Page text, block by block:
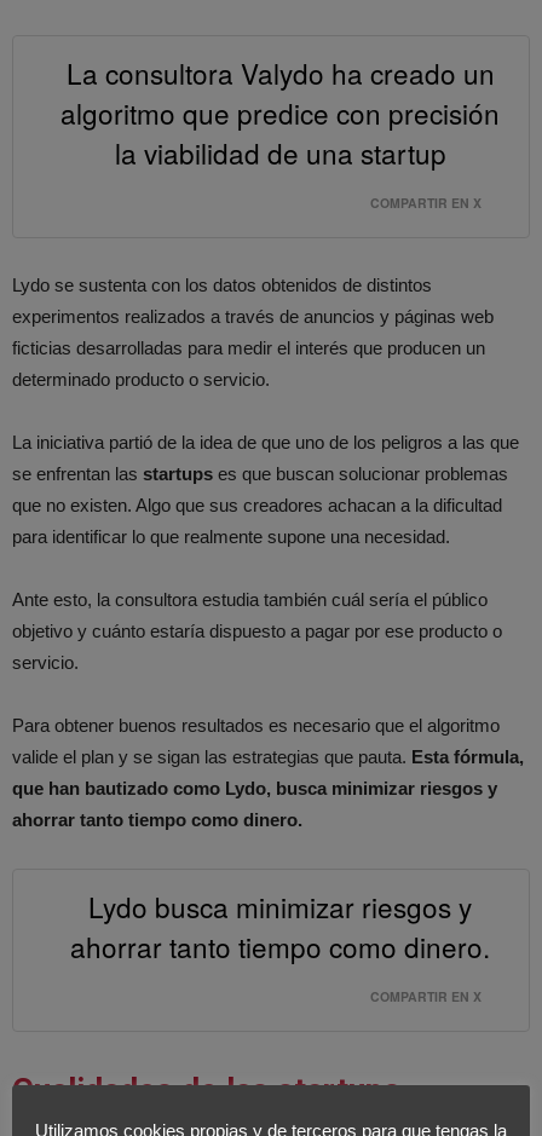
La consultora Valydo ha creado un
algoritmo que predice con precisión
la viabilidad de una startup
COMPARTIR EN X
Lydo se sustenta con los datos obtenidos de distintos
experimentos realizados a través de anuncios y páginas web
ficticias desarrolladas para medir el interés que producen un
determinado producto o servicio.
La iniciativa partió de la idea de que uno de los peligros a las que
se enfrentan las startups es que buscan solucionar problemas
que no existen. Algo que sus creadores achacan a la dificultad
para identificar lo que realmente supone una necesidad.
Ante esto, la consultora estudia también cuál sería el público
objetivo y cuánto estaría dispuesto a pagar por ese producto o
servicio.
Para obtener buenos resultados es necesario que el algoritmo
valide el plan y se sigan las estrategias que pauta. Esta fórmula,
que han bautizado como Lydo, busca minimizar riesgos y
ahorrar tanto tiempo como dinero.
Lydo busca minimizar riesgos y
ahorrar tanto tiempo como dinero.
COMPARTIR EN X
Cualidades de las startups
Utilizamos cookies propias y de terceros para que tengas la